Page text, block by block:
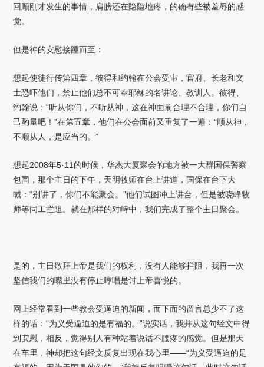
回顾刚才发生的事情，肩膀还在隐隐地疼，的确有些被羞辱的感
觉。
但是神的安慰接踵而至：
想起使徒行传第四章，彼得和约翰在公会受审，官府、长老和文
士恐吓他们，禁止他们总不可奉耶稣的名讲论、教训人。彼得、
约翰说：“听从你们，不听从神，这在神面前合理不合理，你们自
己酌量吧！”在第五章，他们在公会面前又重复了一遍：“顺从神，
不顺从人，是应当的。”
想起2008年5·11的时候，华杰大厦聚会的地方被一大群国保警察
包围，那个主日的下午，天明牧师在台上讲道，国保在台下大
喊：“别讲了，你们不能聚会。”他们试图冲上讲台，但是被晓峰牧
师等同工拦阻。就在那样的对峙中，我们完成了整个主日聚会。
是的，主日敬拜上帝是我们的权利，没有人能够拦阻，我再一次
坚信我们的嘴里没有停止哼唱是讨上帝喜悦的。
网上经常看到一些教会受逼迫的新闻，而下面的留言总少不了这
样的话：“为义受逼迫的是有福的。”说实话，我并从这句经文中得
到安慰，相反，觉得别人有种站着说话不腰疼的感觉。但是那天
在车里，神却把这句经文反复出现在我心里——“为义受逼迫的是